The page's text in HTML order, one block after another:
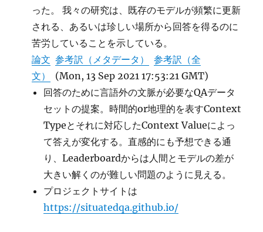
った。 我々の研究は、既存のモデルが頻繁に更新
される、あるいは珍しい場所から回答を得るのに
苦労していることを示している。
論文 参考訳（メタデータ）
参考訳（全
文）
(Mon, 13 Sep 2021 17:53:21 GMT)
回答のために言語外の文脈が必要なQAデータ
セットの提案。時間的or地理的を表すContext
Typeとそれに対応したContext Valueによっ
て答えが変化する。直感的にも予想できる通
り、Leaderboardからは人間とモデルの差が
大きい解くのが難しい問題のように見える。
プロジェクトサイトは
https://situatedqa.github.io/